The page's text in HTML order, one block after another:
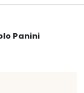
Panini